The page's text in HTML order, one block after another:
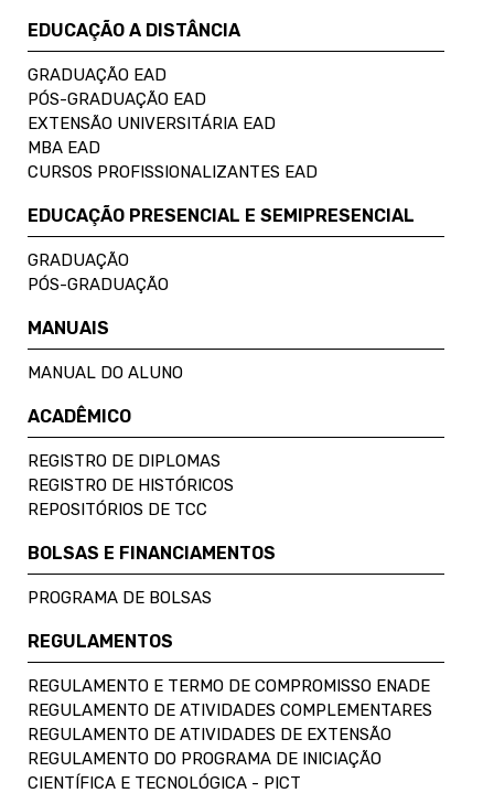
EDUCAÇÃO A DISTÂNCIA
GRADUAÇÃO EAD
PÓS-GRADUAÇÃO EAD
EXTENSÃO UNIVERSITÁRIA EAD
MBA EAD
CURSOS PROFISSIONALIZANTES EAD
EDUCAÇÃO PRESENCIAL E SEMIPRESENCIAL
GRADUAÇÃO
PÓS-GRADUAÇÃO
MANUAIS
MANUAL DO ALUNO
ACADÊMICO
REGISTRO DE DIPLOMAS
REGISTRO DE HISTÓRICOS
REPOSITÓRIOS DE TCC
BOLSAS E FINANCIAMENTOS
PROGRAMA DE BOLSAS
REGULAMENTOS
REGULAMENTO E TERMO DE COMPROMISSO ENADE
REGULAMENTO DE ATIVIDADES COMPLEMENTARES
REGULAMENTO DE ATIVIDADES DE EXTENSÃO
REGULAMENTO DO PROGRAMA DE INICIAÇÃO
CIENTÍFICA E TECNOLÓGICA - PICT